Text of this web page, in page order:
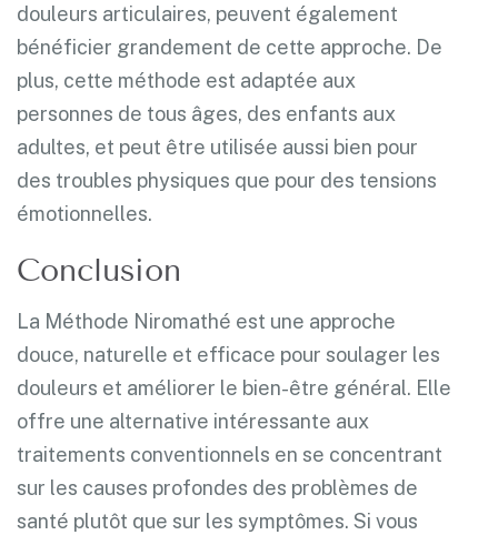
douleurs articulaires, peuvent également
bénéficier grandement de cette approche. De
plus, cette méthode est adaptée aux
personnes de tous âges, des enfants aux
adultes, et peut être utilisée aussi bien pour
des troubles physiques que pour des tensions
émotionnelles.
Conclusion
La Méthode Niromathé est une approche
douce, naturelle et efficace pour soulager les
douleurs et améliorer le bien-être général. Elle
offre une alternative intéressante aux
traitements conventionnels en se concentrant
sur les causes profondes des problèmes de
santé plutôt que sur les symptômes. Si vous